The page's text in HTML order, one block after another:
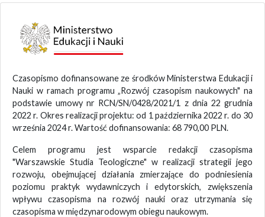
Czasopismo dofinansowane ze środków Ministerstwa Edukacji i
Nauki w ramach programu „Rozwój czasopism naukowych" na
podstawie umowy nr RCN/SN/0428/2021/1 z dnia 22 grudnia
2022 r. Okres realizacji projektu: od 1 października 2022 r. do 30
września 2024 r. Wartość dofinansowania: 68 790,00 PLN.
Celem programu jest wsparcie redakcji czasopisma
"Warszawskie Studia Teologiczne" w realizacji strategii jego
rozwoju, obejmującej działania zmierzające do podniesienia
poziomu praktyk wydawniczych i edytorskich, zwiększenia
wpływu czasopisma na rozwój nauki oraz utrzymania się
czasopisma w międzynarodowym obiegu naukowym.